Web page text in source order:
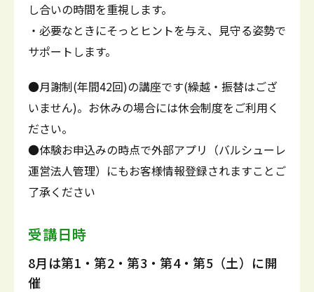
し合いの時間を重視します。
・必要なときにそっとヒントを与え、見守る姿勢で
サポートします。
●月謝制(年間42回)の講座です(繰越・振替はござ
いません)。お休みの場合には休会制度をご利用く
ださい。
●体験お申込みの時点で外部アプリ（バルシューレ
運営法人管理）にもお客様情報登録されますことご
了承ください
受講日時
8月は第1・第2・第3・第4・第5（土）に開
催